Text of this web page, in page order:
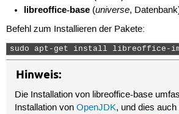
libreoffice-base (universe,
Befehl zum Installieren der Pakete:
sudo apt-get install libreoffice-
Hinweis:
Die Installation von libreoffice-base
Installation vonOpenJDK, und dies